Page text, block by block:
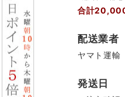
合計
配送業者
ヤマト運輸
発送日